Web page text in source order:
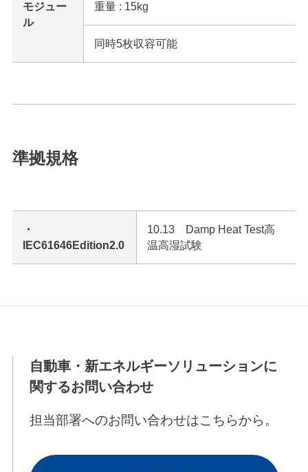
モジュー
ル
重量 : 15kg
同時5枚収容可能
準拠規格
・
IEC61646Edition2.0
10.13 Damp Heat Test高
温高湿試験
自動車・新エネルギーソリューションに
関するお問い合わせ
担当部署へのお問い合わせはこちらから。